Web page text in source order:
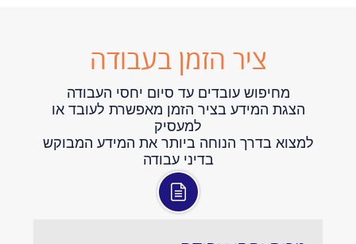
ציר הזמן בעבודה
מחיפוש עובדים עד סיום יחסי העבודה
הצגת המידע בציר הזמן מאפשרת לעובד או
למעסיק
למצוא בדרך הנוחה ביותר את המידע המבוקש
בדיני עבודה